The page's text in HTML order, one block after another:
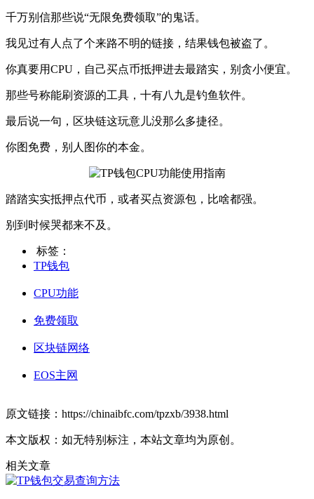
千万别信那些说“无限免费领取”的鬼话。
我见过有人点了个来路不明的链接，结果钱包被盗了。
你真要用CPU，自己买点币抵押进去最踏实，别贪小便宜。
那些号称能刷资源的工具，十有八九是钓鱼软件。
最后说一句，区块链这玩意儿没那么多捷径。
你图免费，别人图你的本金。
踏踏实实抵押点代币，或者买点资源包，比啥都强。
别到时候哭都来不及。
标签：
TP钱包
CPU功能
免费领取
区块链网络
EOS主网
原文链接：https://chinaibfc.com/tpzxb/3938.html
本文版权：如无特别标注，本站文章均为原创。
相关文章